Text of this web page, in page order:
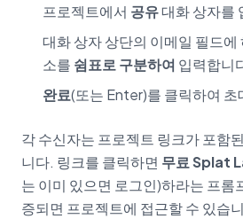
프로젝트에서 공유대화 상자를
대화 상자 상단의 이메일 필드에
소를 쉼표로 구분하여 입력합니
완료(또는 Enter)를 클릭하여 초
각 수신자는 프로젝트 링크가 포함
니다. 링크를 클릭하면 무료 Splat
는 이미 있으면 로그인)하라는 프롬
증되면 프로젝트에 접근할 수 있습